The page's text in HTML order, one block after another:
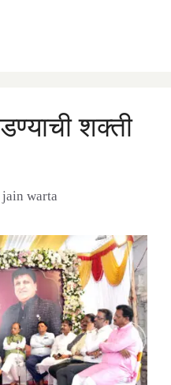
शक्ती
jain warta